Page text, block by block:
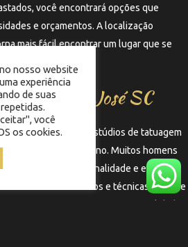
você encontrará opções que
e orçamentos. A localização
mais fácil encontrar um lugar que se
em São José SC
SC também abriga estúdios de tatuagem
de estilo masculino. Muitos homens
refletem sua personalidade e estilo de
variedade de estilos e técnicas, sempre
nosso website
experiência
de suas
você
os cookies.